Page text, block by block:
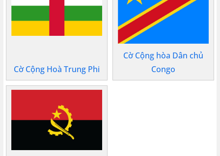
Cờ Cộng Hoà Trung Phi
Cờ Cộng hòa Dân chủ
Congo